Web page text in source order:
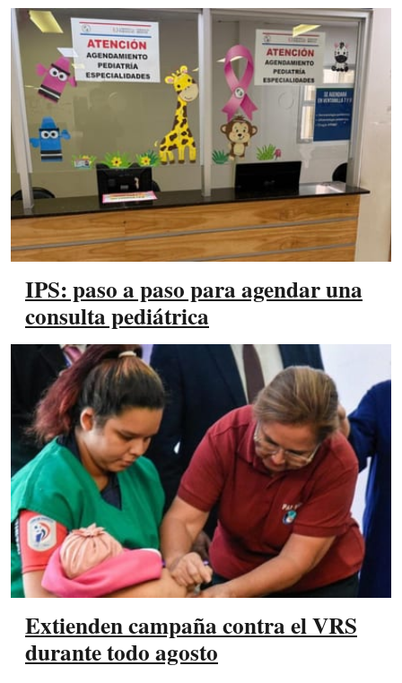
IPS: paso a paso para agendar una
consulta pediátrica
Extienden campaña contra el VRS
durante todo agosto